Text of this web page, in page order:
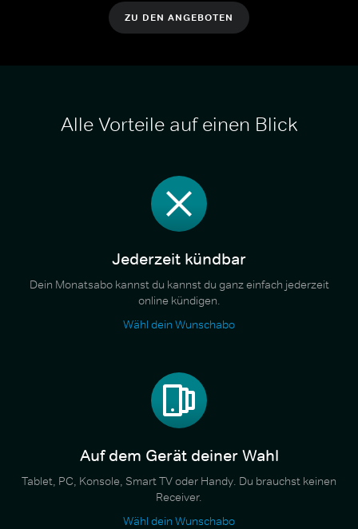
ZU DEN ANGEBOTEN
Alle Vorteile auf einen Blick
Jederzeit kündbar
Dein Monatsabo kannst du kannst du ganz einfach jederzeit
online kündigen.
Wähl dein Wunschabo
Auf dem Gerät deiner Wahl
Tablet, PC, Konsole, Smart TV oder Handy. Du brauchst keinen
Receiver.
Wähl dein Wunschabo